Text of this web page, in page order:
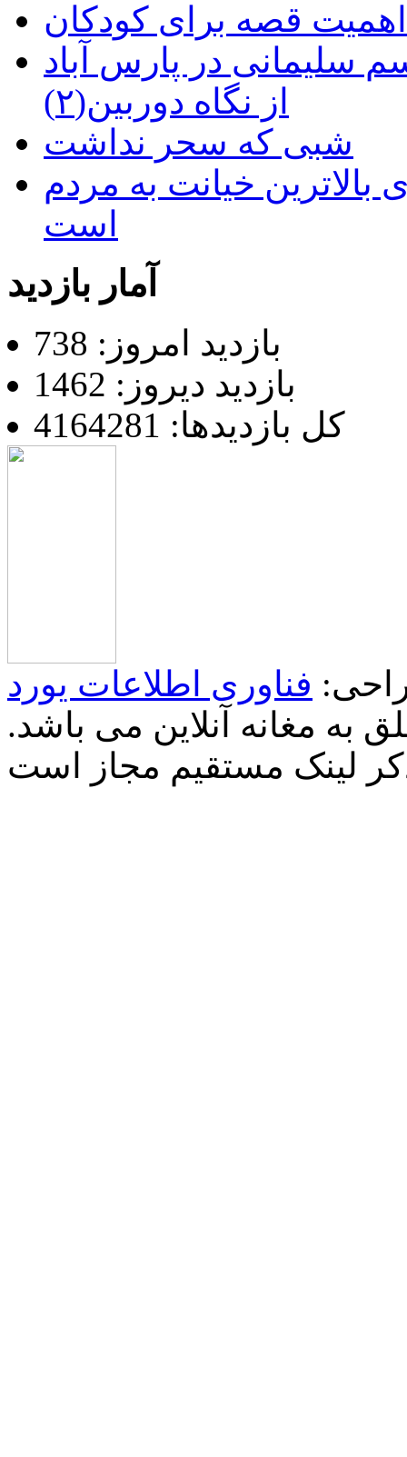
سلیمانی در پارس آباد
از نگاه دوربین(۲)
شبی که سحر نداشت
خیانت به مردم
است
آمار بازدید
بازدید امروز: 738
بازدید دیروز: 1462
کل بازدیدها: 4164281
فناوری اطلاعات یورد
به مغانه آنلاین می باشد.